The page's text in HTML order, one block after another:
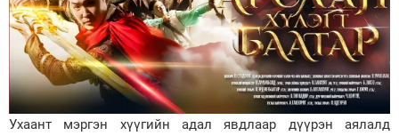
Ухаант мэргэн хүүгийн адал явдлаар дүүрэн аялалд